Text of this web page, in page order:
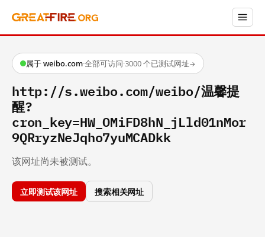
属于 weibo.com·全部可访问·3000 个已测试网址→
http://s.weibo.com/weibo/温馨提
醒?
cron_key=HW_OMiFD8hN_jLld01nMor
9QRryzNeJqho7yuMCADkk
该网址尚未被测试。
立即测试该网址 搜索相关网址